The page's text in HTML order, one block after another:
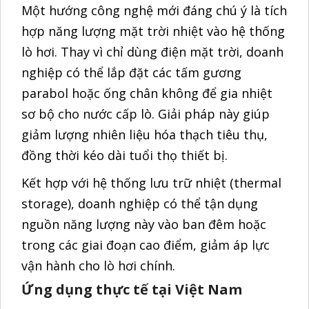
trong các giai đoạn cao điểm, giảm áp lực
vận hành cho lò hơi chính.
Ứng dụng thực tế tại Việt Nam
Một số mô hình đã được triển khai thử
nghiệm:
Ngành giấy và chế biến thực phẩm: sử
dụng lò hơi đốt sinh khối thay thế lò dầu
FO, tiết kiệm 20–30% chi phí nhiên liệu.
Ngành dệt may: kết hợp lò hơi tầng sôi và
hệ thống thu hồi nhiệt dư từ khí thải để
sấy vải, giảm đáng kể cường độ phát thải
CO2.
Ngành xi măng và thép: đầu tư hệ thống
tận dụng nhiệt dư từ lò nung để phát